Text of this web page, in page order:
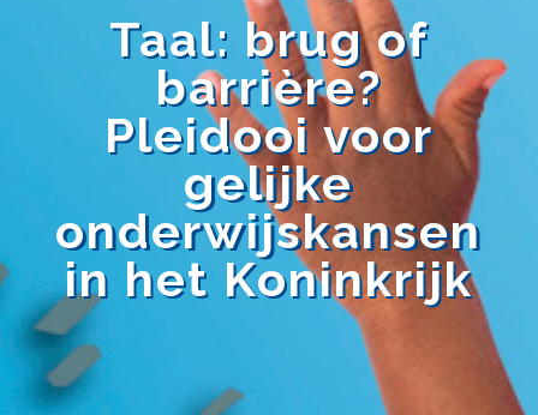
Taal: brug of
barrière?
Pleidooi voor
gelijke
onderwijskansen
in het Koninkrijk